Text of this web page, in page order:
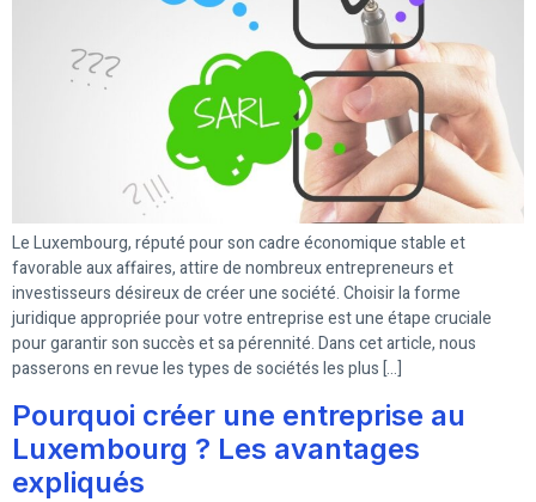
Le Luxembourg, réputé pour son cadre économique stable et
favorable aux affaires, attire de nombreux entrepreneurs et
investisseurs désireux de créer une société. Choisir la forme
juridique appropriée pour votre entreprise est une étape cruciale
pour garantir son succès et sa pérennité. Dans cet article, nous
passerons en revue les types de sociétés les plus […]
Pourquoi créer une entreprise au
Luxembourg ? Les avantages
expliqués